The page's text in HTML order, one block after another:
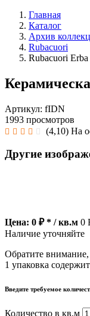
Главная
Каталог
Архив
Rubacuori
Rubacuori
Артикул: fIDN
1993 просмотров
(4,10) На
Другие
Цена: 0 ₽ * / кв.м 0
Наличие уточняйте
Обратите внимание,
1 упаковка
Введите требуемое
Количество в кв.м